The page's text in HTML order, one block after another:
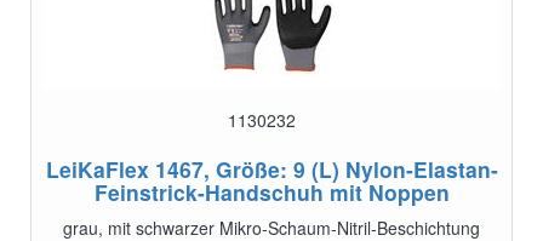
1130232
LeiKaFlex 1467, Größe: 9 (L) Nylon-Elastan-
Feinstrick-Handschuh mit Noppen
grau, mit schwarzer Mikro-Schaum-Nitril-Beschichtung